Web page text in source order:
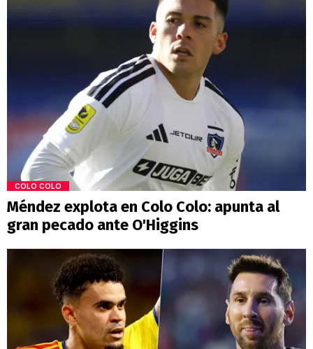
COLO COLO
Méndez explota en Colo Colo: apunta al
gran pecado ante O'Higgins